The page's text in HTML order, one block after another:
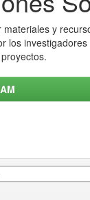
y
los investigadores